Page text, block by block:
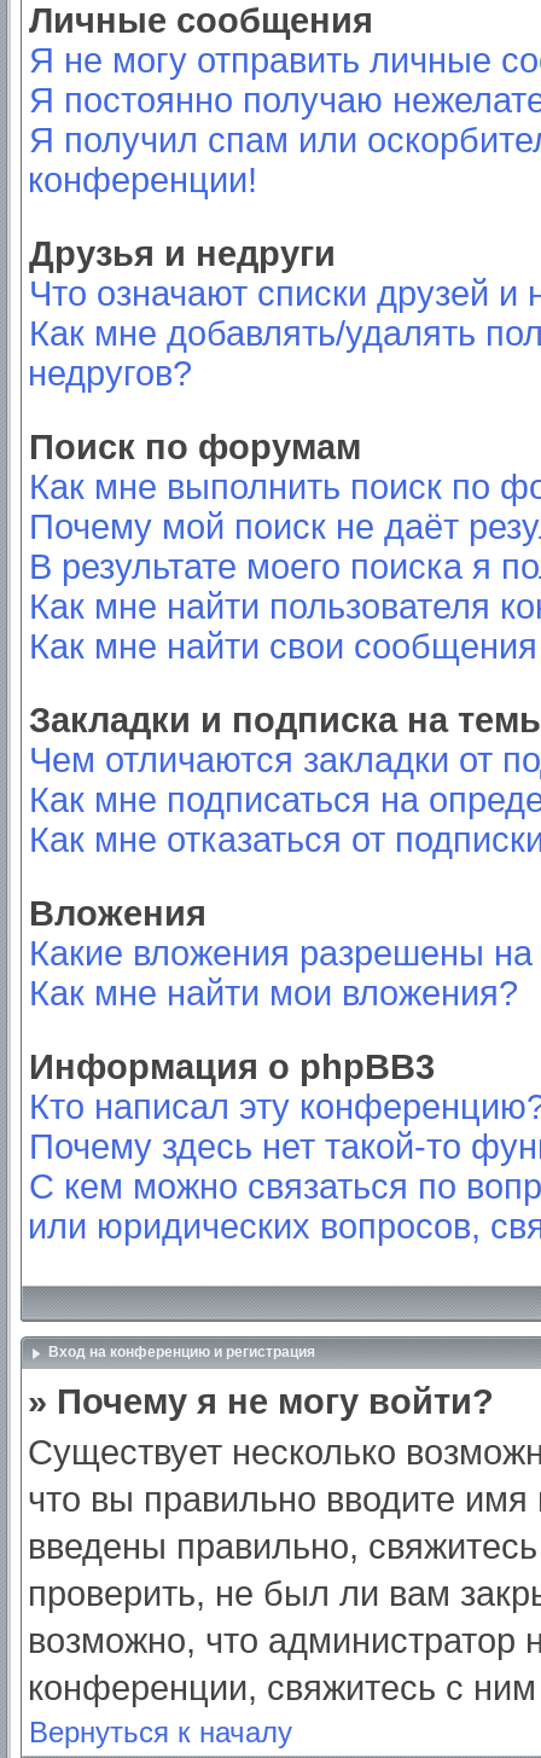
Личные сообщения
Я не могу отправить личные
Я постоянно получаю
Я получил спам или
конференции!
Друзья и недруги
Что означают списки друзей и
Как мне добавлять/удалять
недругов?
Поиск по форумам
Как мне выполнить поиск по
Почему мой поиск не даёт
В результате моего поиска я
Как мне найти пользователя
Как мне найти свои
Закладки и подписка на
Чем отличаются закладки от
Как мне подписаться на
Как мне отказаться от
Вложения
Какие вложения разрешены
Как мне найти мои вложения?
Информация о phpBB3
Кто написал эту
Почему здесь нет такой-то
С кем можно связаться по
или юридических вопросов,
Вход на конференцию и регистрация
» Почему я не могу войти?
Существует несколько
что вы правильно вводите
введены правильно,
проверить, не был ли вам
возможно, что администратор
конференции, свяжитесь с
Вернуться к началу